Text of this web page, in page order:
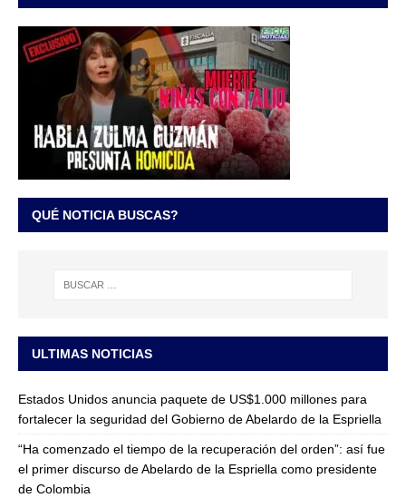
QUÉ NOTICIA BUSCAS?
ULTIMAS NOTICIAS
Estados Unidos anuncia paquete de US$1.000 millones para
fortalecer la seguridad del Gobierno de Abelardo de la Espriella
“Ha comenzado el tiempo de la recuperación del orden”: así fue
el primer discurso de Abelardo de la Espriella como presidente
de Colombia